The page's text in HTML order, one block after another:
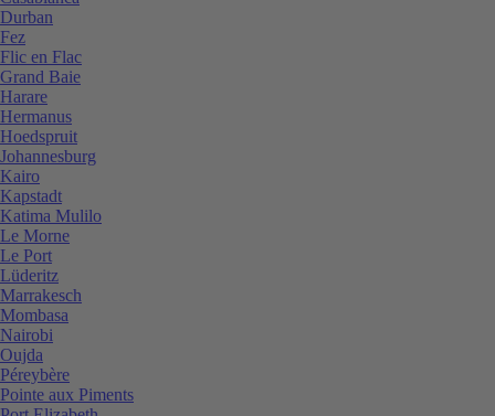
Durban
Fez
Flic en Flac
Grand Baie
Harare
Hermanus
Hoedspruit
Johannesburg
Kairo
Kapstadt
Katima Mulilo
Le Morne
Le Port
Lüderitz
Marrakesch
Mombasa
Nairobi
Oujda
Péreybère
Pointe aux Piments